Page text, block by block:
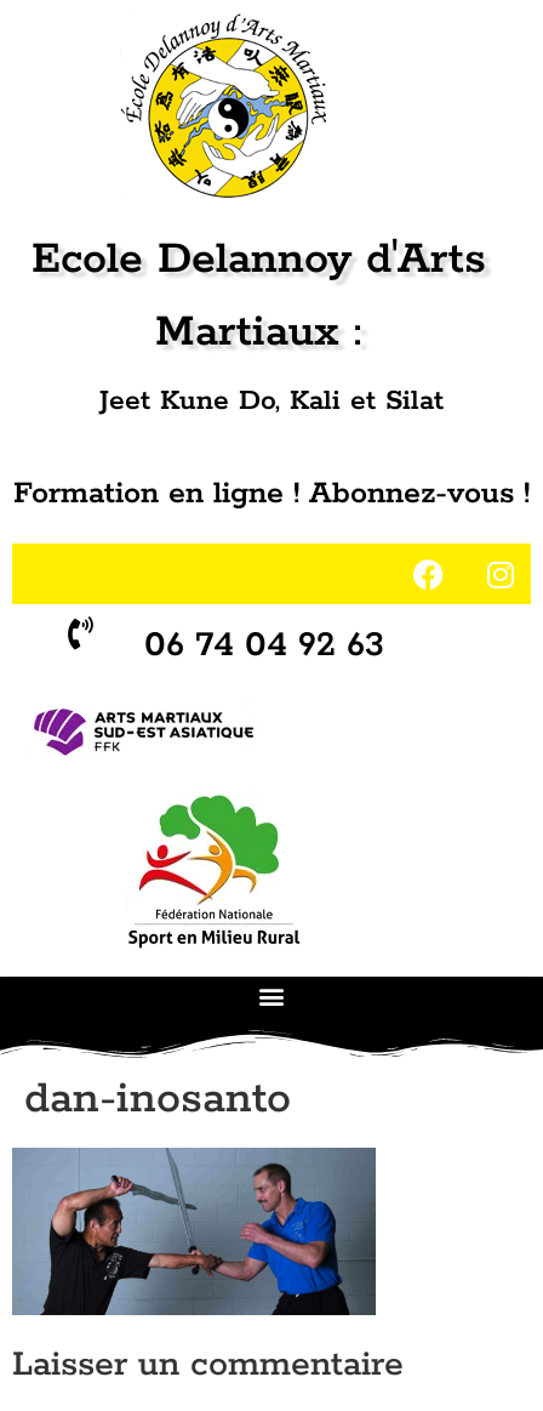
Ecole Delannoy d'Arts
Martiaux :
Jeet Kune Do, Kali et Silat
Formation en ligne ! Abonnez-vous !
06 74 04 92 63
dan-inosanto
Laisser un commentaire